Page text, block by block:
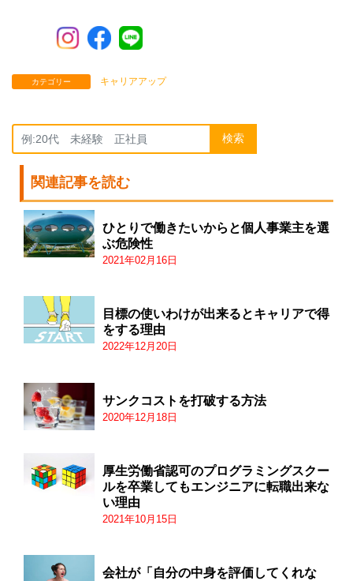
カテゴリー キャリアアップ
検索
関連記事を読む
ひとりで働きたいからと個人事業主を選
ぶ危険性
2021年02月16日
目標の使いわけが出来るとキャリアで得
をする理由
2022年12月20日
サンクコストを打破する方法
2020年12月18日
厚生労働省認可のプログラミングスクー
ルを卒業してもエンジニアに転職出来な
い理由
2021年10月15日
会社が「自分の中身を評価してくれな